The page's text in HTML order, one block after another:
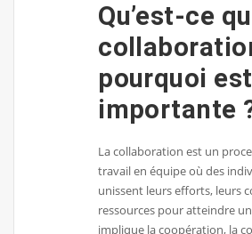
Qu’est-ce
pourquoi
importante
La collaboration est un
travail en équipe où des
unissent leurs efforts, leurs
ressources pour atteindre
implique la coopération, la